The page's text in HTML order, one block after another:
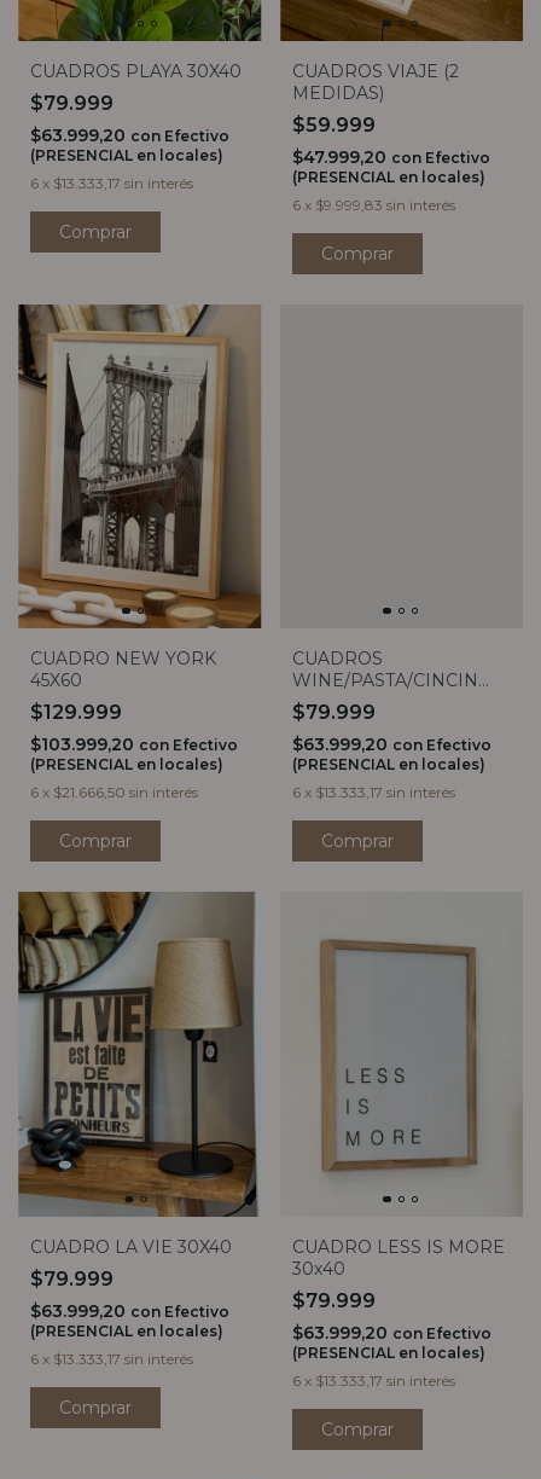
CUADROS PLAYA 30X40
$79.999
$63.999,20 con Efectivo
(PRESENCIAL en locales)
6 x $13.333,17 sin interés
Comprar
CUADROS VIAJE (2
MEDIDAS)
$59.999
$47.999,20 con Efectivo
(PRESENCIAL en locales)
6 x $9.999,83 sin interés
Comprar
CUADRO NEW YORK
45X60
$129.999
$103.999,20 con Efectivo
(PRESENCIAL en locales)
6 x $21.666,50 sin interés
Comprar
CUADROS
WINE/PASTA/CINCIN
30X40
$79.999
$63.999,20 con Efectivo
(PRESENCIAL en locales)
6 x $13.333,17 sin interés
Comprar
CUADRO LA VIE 30X40
$79.999
$63.999,20 con Efectivo
(PRESENCIAL en locales)
6 x $13.333,17 sin interés
CUADRO LESS IS MORE
30x40
$79.999
$63.999,20 con Efectivo
(PRESENCIAL en locales)
6 x $13.333,17 sin interés